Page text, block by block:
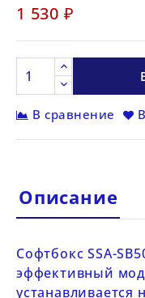
1 530 ₽
В сравнение
Описание
СофтбоксSSA-
эффективный
устанавливается